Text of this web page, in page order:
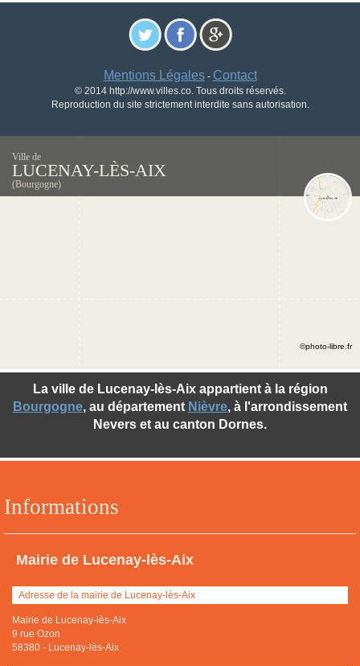
Mentions Légales- Contact
© 2014 http://www.villes.co. Tous droits réservés.
Reproduction du site strictement interdite sans autorisation.
Ville de
LUCENAY-LÈS-AIX
(Bourgogne)
Informations
Mairie de Lucenay-lès-Aix
Adresse de la mairie de Lucenay-lès-Aix
Mairie de Lucenay-lès-Aix
9 rue Ozon
58380 - Lucenay-lès-Aix
La ville de Lucenay-lès-Aix appartient à la région
Bourgogne, au département Nièvre, à l'arrondissement
Nevers et au canton Dornes.
©photo-libre.fr